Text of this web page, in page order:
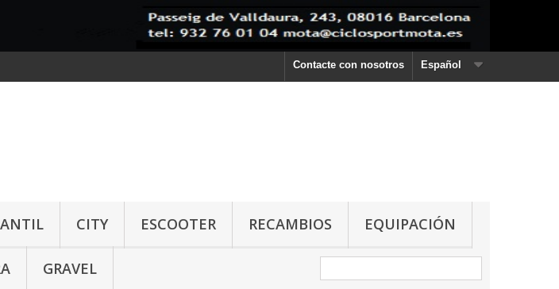
Español
Contacte con nosotros
CITY ESCOOTER RECAMBIOS EQUIPACIÓN
GRAVEL